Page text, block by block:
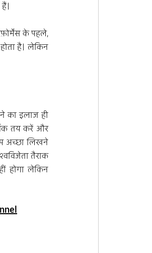
के पहले,
है। लेकिन
का इलाज ही
तय करें और
अच्छा लिखने
तैराक
होगा लेकिन